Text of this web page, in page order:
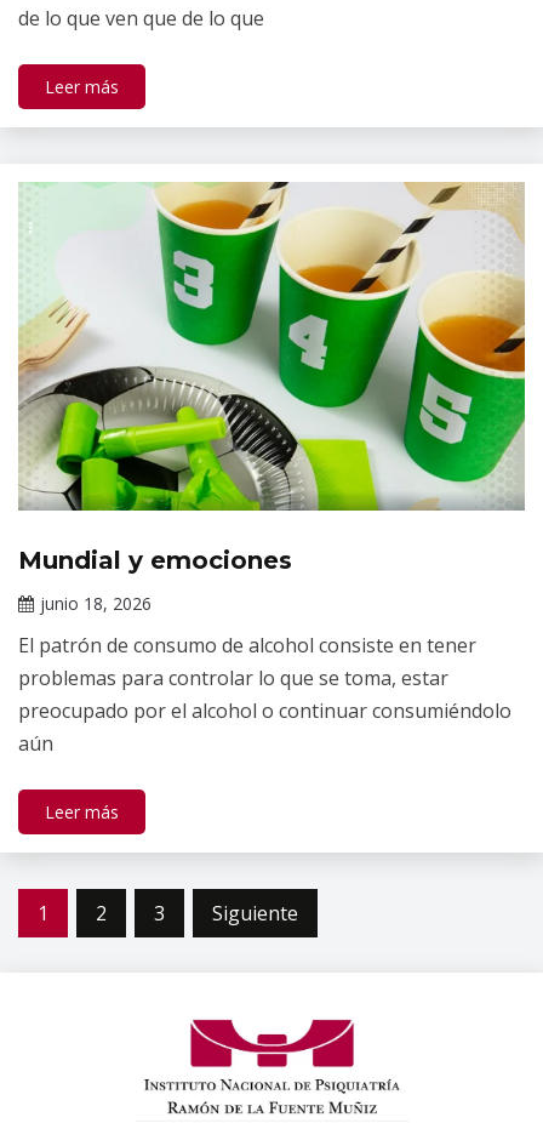
de lo que ven que de lo que
Leer más
Tópicos
salud
mental
Mundial y emociones
junio 18, 2026
Gallardo
El patrón de consumo de alcohol consiste en tener
problemas para controlar lo que se toma, estar
preocupado por el alcohol o continuar consumiéndolo
aún
Leer más
Paginación
1 2 3 Siguiente